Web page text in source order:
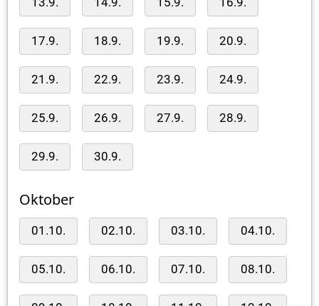
13.9. 14.9. 15.9. 16.9.
17.9. 18.9. 19.9. 20.9.
21.9. 22.9. 23.9. 24.9.
25.9. 26.9. 27.9. 28.9.
29.9. 30.9.
Oktober
01.10. 02.10. 03.10. 04.10.
05.10. 06.10. 07.10. 08.10.